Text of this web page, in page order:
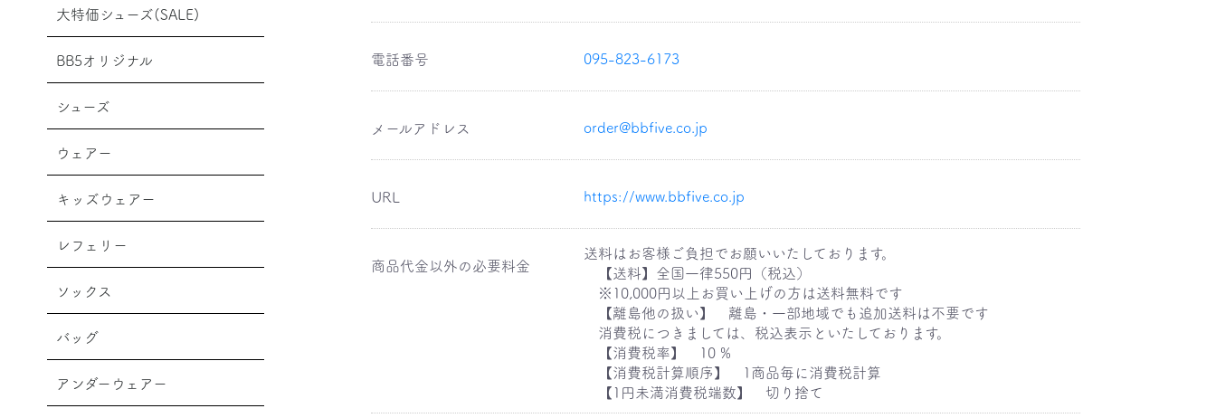
大特価シューズ(SALE)
BB5オリジナル
シューズ
ウェアー
キッズウェアー
レフェリー
ソックス
バッグ
アンダーウェアー
電話番号 095-823-6173
メールアドレス order@bbfive.co.jp
URL https://www.bbfive.co.jp
商品代金以外の必要料金
送料はお客様ご負担でお願いいたしております。
【送料】全国一律550円（税込）
※10,000円以上お買い上げの方は送料無料です
【離島他の扱い】 離島・一部地域でも追加送料は不要です
消費税につきましては、税込表示といたしております。
【消費税率】 10 %
【消費税計算順序】 1商品毎に消費税計算
【1円未満消費税端数】 切り捨て